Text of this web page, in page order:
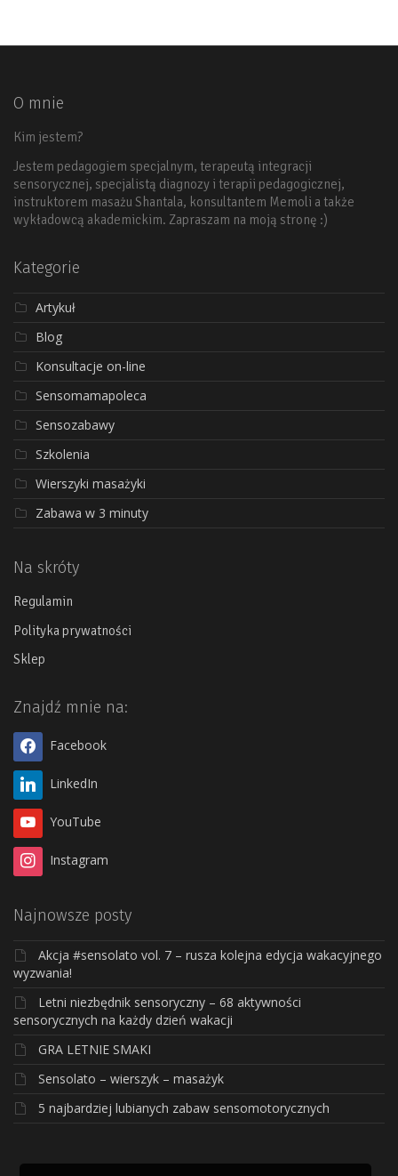
O mnie
Kim jestem?
Jestem pedagogiem specjalnym, terapeutą integracji
sensorycznej, specjalistą diagnozy i terapii pedagogicznej,
instruktorem masażu Shantala, konsultantem Memoli a także
wykładowcą akademickim. Zapraszam na moją stronę :)
Kategorie
Artykuł
Blog
Konsultacje on-line
Sensomamapoleca
Sensozabawy
Szkolenia
Wierszyki masażyki
Zabawa w 3 minuty
Na skróty
Regulamin
Polityka prywatności
Sklep
Znajdź mnie na:
Facebook
LinkedIn
YouTube
Instagram
Najnowsze posty
Akcja #sensolato vol. 7 – rusza kolejna edycja wakacyjnego
wyzwania!
Letni niezbędnik sensoryczny – 68 aktywności
sensorycznych na każdy dzień wakacji
GRA LETNIE SMAKI
Sensolato – wierszyk – masażyk
5 najbardziej lubianych zabaw sensomotorycznych